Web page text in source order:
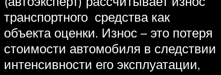
транспортного средства как
объекта оценки. Износ – это потеря
стоимости автомобиля в следствии
интенсивности его эксплуатации,